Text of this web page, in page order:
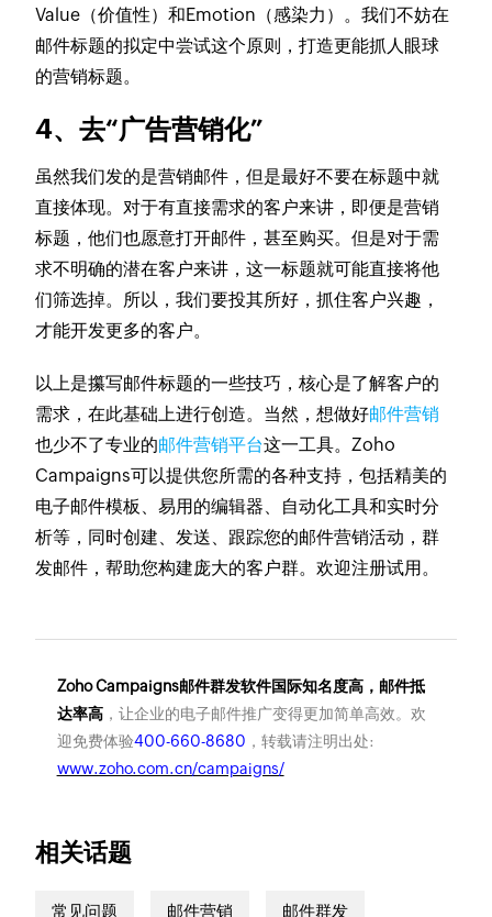
Value（价值性）和Emotion（感染力）。我们不妨在
邮件标题的拟定中尝试这个原则，打造更能抓人眼球
的营销标题。
4、去“广告营销化”
虽然我们发的是营销邮件，但是最好不要在标题中就
直接体现。对于有直接需求的客户来讲，即便是营销
标题，他们也愿意打开邮件，甚至购买。但是对于需
求不明确的潜在客户来讲，这一标题就可能直接将他
们筛选掉。所以，我们要投其所好，抓住客户兴趣，
才能开发更多的客户。
以上是攥写邮件标题的一些技巧，核心是了解客户的
需求，在此基础上进行创造。当然，想做好邮件营销
也少不了专业的邮件营销平台这一工具。Zoho
Campaigns可以提供您所需的各种支持，包括精美的
电子邮件模板、易用的编辑器、自动化工具和实时分
析等，同时创建、发送、跟踪您的邮件营销活动，群
发邮件，帮助您构建庞大的客户群。欢迎注册试用。
Zoho Campaigns邮件群发软件国际知名度高，邮件抵
达率高，让企业的电子邮件推广变得更加简单高效。欢
迎免费体验400-660-8680 ，转载请注明出处:
www.zoho.com.cn/campaigns/
相关话题
常见问题 邮件营销 邮件群发